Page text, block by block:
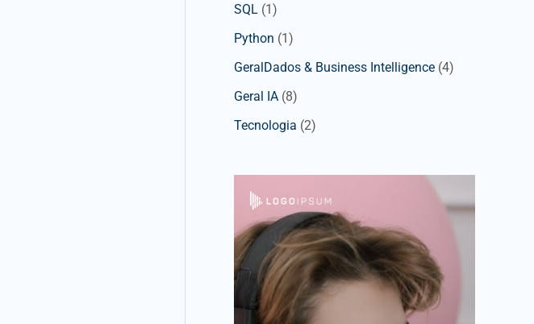
SQL (1)
Python (1)
GeralDados & Business Intelligence (4)
Geral IA (8)
Tecnologia (2)